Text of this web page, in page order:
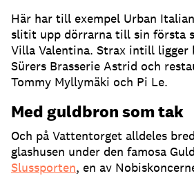
Här har till exempel Urban
slitit upp dörrarna till sin första
Villa Valentina. Strax intill ligger
Sürers Brasserie Astrid och
Tommy Myllymäki och Pi Le.
Med guldbron som tak
Och på Vattentorget alldeles
glashusen under den famosa
Slussporten, en av